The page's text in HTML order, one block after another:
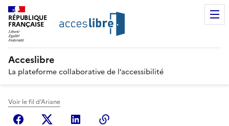
RÉPUBLIQUE
FRANÇAISE
Acceslibre
La plateforme collaborative de l’accessibilité
Voir le fil d'Ariane
FacebookX (anciennement Twitter)
Linkedin